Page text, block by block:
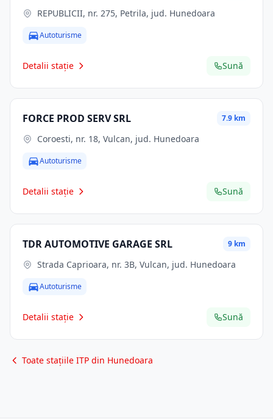
REPUBLICII, nr. 275, Petrila, jud. Hunedoara
Autoturisme
Detalii stație Sună
FORCE PROD SERV SRL 7.9 km
Coroesti, nr. 18, Vulcan, jud. Hunedoara
Autoturisme
Detalii stație Sună
TDR AUTOMOTIVE GARAGE SRL 9 km
Strada Caprioara, nr. 3B, Vulcan, jud. Hunedoara
Autoturisme
Detalii stație Sună
Toate stațiile ITP din Hunedoara